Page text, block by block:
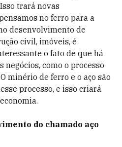
trará novas
no ferro para a
desenvolvimento de
civil, imóveis, é
o fato de que há
negócios, como o processo
minério de ferro e o aço são
processo, e isso criará
do chamado aço